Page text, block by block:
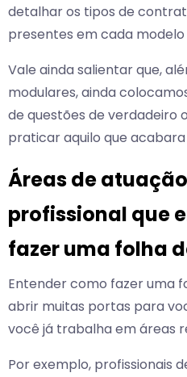
detalhar os tipos de
presentes em cada modelo
Vale ainda salientar que,
modulares, ainda
de questões de verdadeiro
praticar aquilo que
Áreas de
profissional que
fazer uma folha
Entender como fazer uma
abrir muitas portas para
você já trabalha em áreas
Por exemplo, profissionais